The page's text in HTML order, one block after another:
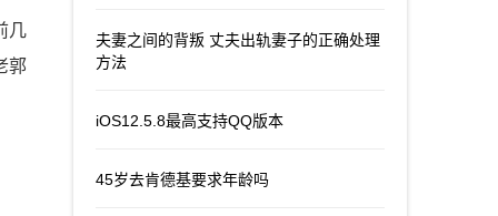
几
郭
夫妻之间的背叛 丈夫出轨妻子的正确处理
方法
iOS12.5.8最高支持QQ版本
45岁去肯德基要求年龄吗